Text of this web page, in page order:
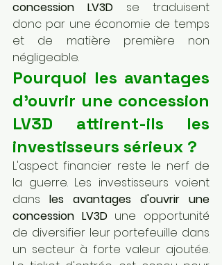
concession LV3D se traduisent
donc par une économie de temps
et de matière première non
négligeable.
Pourquoi les avantages
d'ouvrir une concession
LV3D attirent-ils les
investisseurs sérieux ?
L'aspect financier reste le nerf de
la guerre. Les investisseurs voient
dans les avantages d'ouvrir une
concession LV3D une opportunité
de diversifier leur portefeuille dans
un secteur à forte valeur ajoutée.